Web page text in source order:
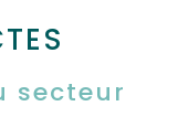
secteur